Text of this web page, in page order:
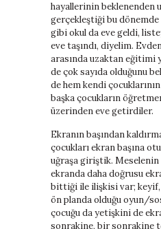
hayallerinin beklenenden
gerçekleştiği bu
gibi okul da eve geldi,
eve taşındı, diyelim.
arasında uzaktan
de çok sayıda olduğunu
de hem kendi
başka çocukların
üzerinden eve getirdiler.
Ekranın başından
çocukları ekran başına
uğraşa giriştik. Meselenin
ekranda daha doğrusu
bittiği ile ilişkisi var; keyif,
ön planda olduğu oyun/
çocuğu da yetişkini de
sonrakine, bir sonrakine